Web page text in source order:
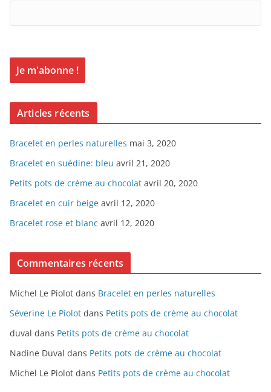
Articles récents
Bracelet en perles naturelles mai 3, 2020
Bracelet en suédine: bleu avril 21, 2020
Petits pots de crème au chocolat avril 20, 2020
Bracelet en cuir beige avril 12, 2020
Bracelet rose et blanc avril 12, 2020
Commentaires récents
Michel Le Piolot dans Bracelet en perles naturelles
Séverine Le Piolot dans Petits pots de crème au chocolat
duval dans Petits pots de crème au chocolat
Nadine Duval dans Petits pots de crème au chocolat
Michel Le Piolot dans Petits pots de crème au chocolat